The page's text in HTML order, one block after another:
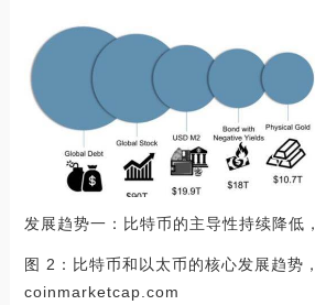
发展趋势一：比特币的主导性持续降低
图 2：比特币和以太币的核心发展趋势
coinmarketcap.com